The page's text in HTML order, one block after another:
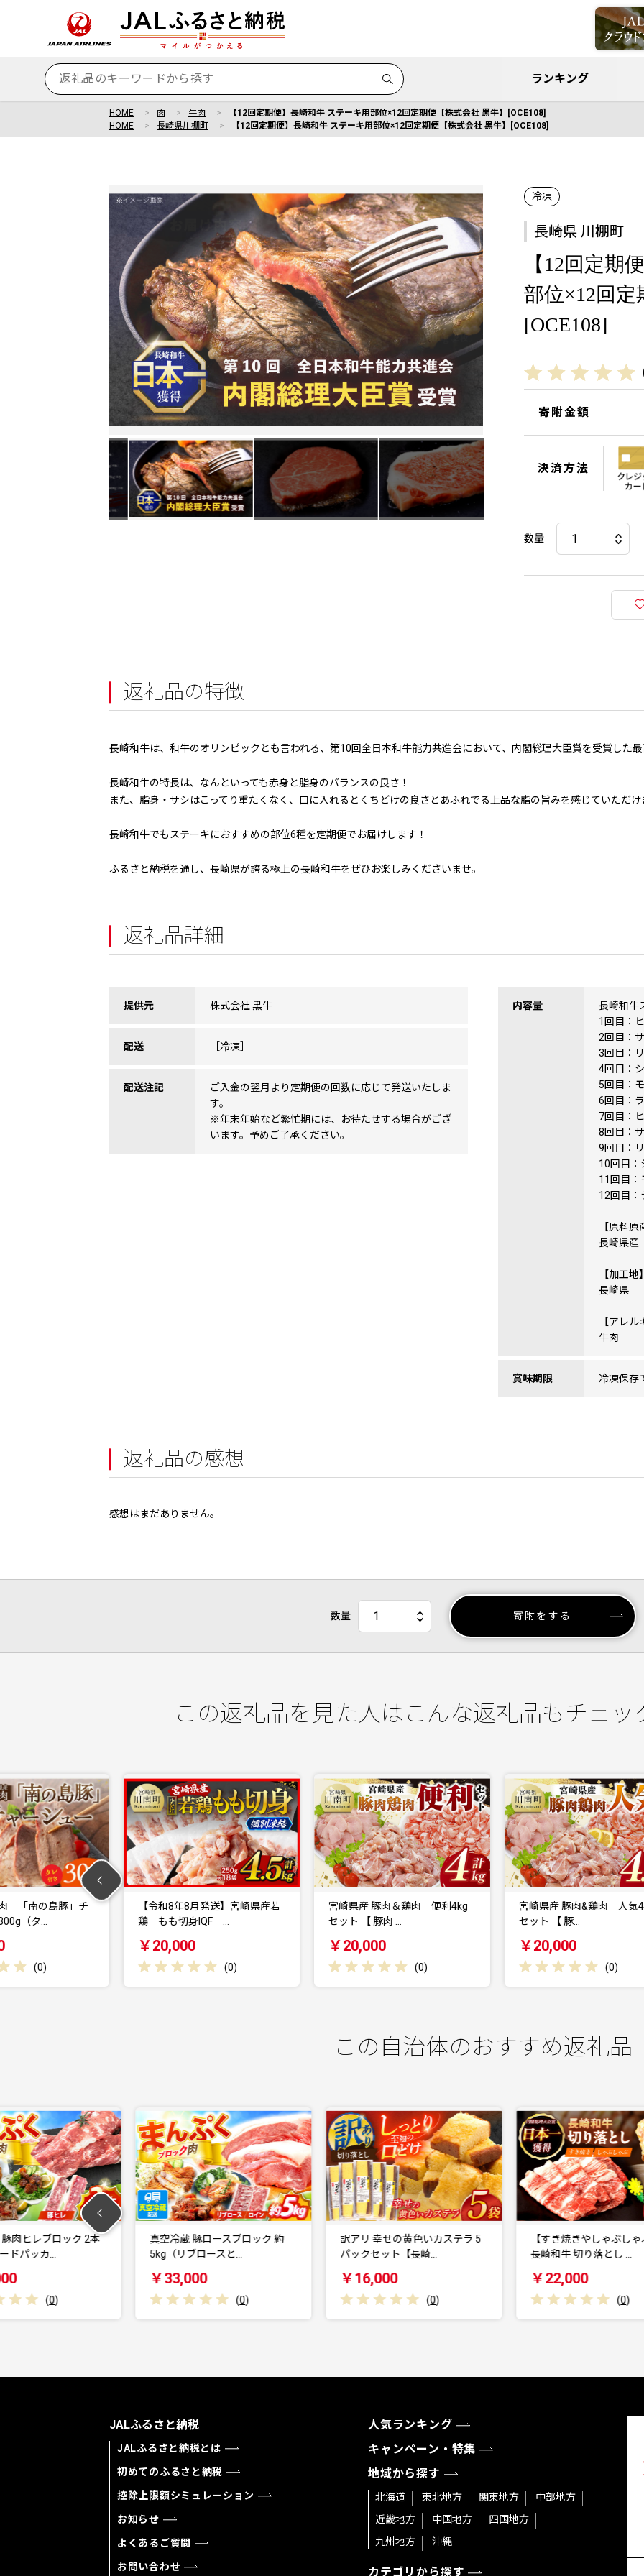
ランキング
HOME 肉 牛肉
【12回定期便】長崎和牛 ステーキ用部位×12回定期便【株式会社 黒牛】[OCE108]
HOME
長崎県川棚町 【12回定期便】長崎和牛 ステーキ用部位×12回定期便【株式会社 黒牛】[OCE108]
冷凍
長崎県 川棚町
【12回定期
部位×12回定
[OCE108]
寄附金額
決済方法
数量
返礼品の特徴
長崎和牛は、和牛のオリンピックとも言われる、第10回全日本和牛能力共進会において、内閣総理大臣賞を受賞した最
長崎和牛の特長は、なんといっても赤身と脂身のバランスの良さ！
また、脂身・サシはこってり重たくなく、口に入れるとくちどけの良さとあふれでる上品な脂の旨みを感じていただけ
長崎和牛でもステーキにおすすめの部位6種を定期便でお届けします！
ふるさと納税を通し、長崎県が誇る極上の長崎和牛をぜひお楽しみくださいませ。
返礼品詳細
提供元 株式会社 黒牛
配送 ［冷凍］
配送注記
ご入金の翌月より定期便の回数に応じて発送いたしま
す。
※年末年始など繁忙期には、お待たせする場合がござ
います。予めご了承ください。
内容量
長崎和牛
1回目：
2回目：
3回目：
4回目：
5回目：
6回目：
7回目：
8回目：
9回目：
10回目：
11回目：
12回目：
【原料原
長崎県産
【加工地】
長崎県
【アレル
牛肉
賞味期限 冷凍保存
返礼品の感想
感想はまだありません。
数量 寄附をする
この返礼品を見た人はこんな返礼品もチェッ
南の島豚」チ
（タ…
(0
【令和8年8月発送】宮崎県産若
鶏 もも切身IQF …
￥20,000
(0
宮崎県産 豚肉＆鶏肉 便利4kg
セット 【 豚肉 …
￥20,000
(0
宮崎県産 豚肉&鶏肉 人気
セット 【 豚…
￥20,000
(0
この自治体のおすすめ返礼品
レブロック 2本
ッカ…
( 0)
真空冷蔵 豚ロースブロック 約
5kg（リブロースと…
￥33,000
( 0)
訳アリ 幸せの黄色いカステラ 5
パックセット【長崎…
￥16,000
( 0)
【すき焼きやしゃぶしゃぶに
長崎和牛 切り落とし …
￥22,000
( 0)
JALふるさと納税
JALふるさと納税とは
初めてのふるさと納税
控除上限額シミュレーション
お知らせ
よくあるご質問
お問い合わせ
人気ランキング
キャンペーン・特集
地域から探す
北海道 東北地方 関東地方
中部地方
近畿地方
中国地方
四国地方
九州地方
沖縄
カテゴリから探す